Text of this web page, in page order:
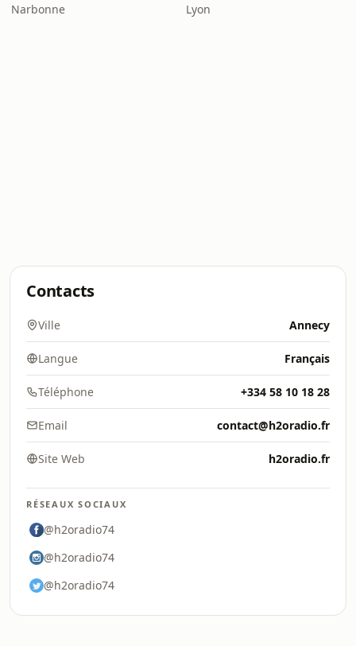
Narbonne Lyon
Contacts
Ville Annecy
Langue Français
Téléphone +334 58 10 18 28
Email contact@h2oradio.fr
Site Web h2oradio.fr
RÉSEAUX SOCIAUX
@h2oradio74
@h2oradio74
@h2oradio74